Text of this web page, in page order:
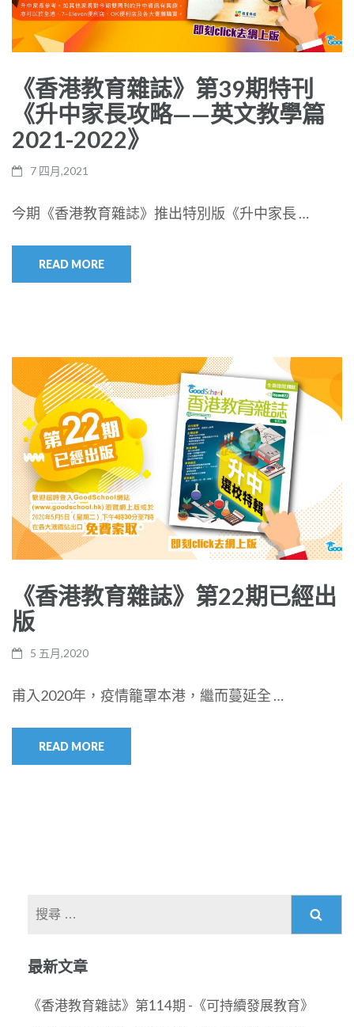
《香港教育雜誌》第39期特刊
《升中家長攻略——英文教學篇
2021-2022》
7 四月,2021
今期《香港教育雜誌》推出特別版《升中家長 …
READ MORE
《香港教育雜誌》第22期已經出
版
5 五月,2020
甫入2020年，疫情籠罩本港，繼而蔓延全 …
READ MORE
最新文章
《香港教育雜誌》第114期 -《可持續發展教育》